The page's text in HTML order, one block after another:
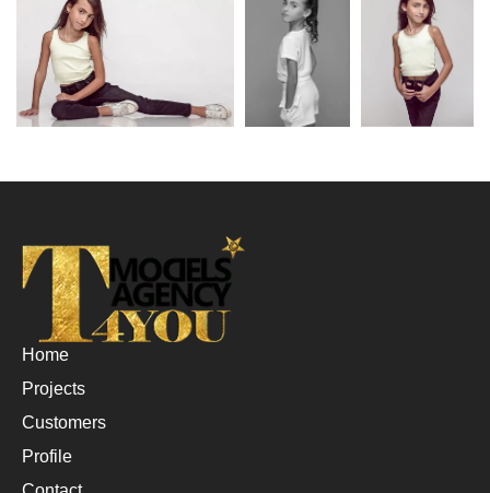
Home
Projects
Customers
Profile